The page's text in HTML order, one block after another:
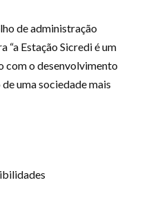
de administração
“a Estação Sicredi é um
com o desenvolvimento
uma sociedade mais